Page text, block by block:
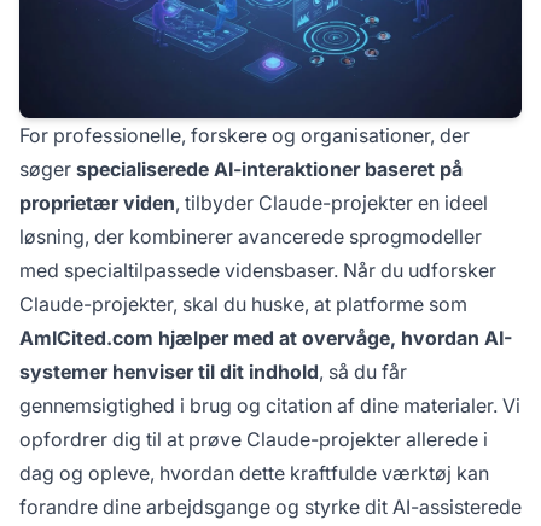
For professionelle, forskere og organisationer, der
søger specialiserede AI-interaktioner baseret på
proprietær viden, tilbyder Claude-projekter en ideel
løsning, der kombinerer avancerede sprogmodeller
med specialtilpassede vidensbaser. Når du udforsker
Claude-projekter, skal du huske, at platforme som
AmICited.com hjælper med at overvåge, hvordan AI-
systemer henviser til dit indhold, så du får
gennemsigtighed i brug og citation af dine materialer. Vi
opfordrer dig til at prøve Claude-projekter allerede i
dag og opleve, hvordan dette kraftfulde værktøj kan
forandre dine arbejdsgange og styrke dit AI-assisterede